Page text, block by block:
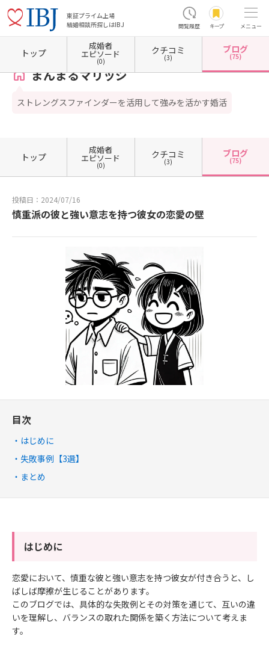
東証プライム上場
結婚相談所探しはIBJ
閲覧履歴 キープ メニュー
ホーム 愛媛県の結婚相談所 愛媛県新居浜市 まんまるマリッジ カウンセラーブログ
まんまるマリッジ
ストレングスファインダーを活用して強みを活かす婚活
トップ
成婚者
エピソード
(0)
クチコミ
(3)
ブログ
(75)
トップ
成婚者
エピソード
(0)
クチコミ
(3)
ブログ
(75)
投稿日：2024/07/16
慎重派の彼と強い意志を持つ彼女の恋愛の壁
目次
はじめに
失敗事例【3選】
まとめ
はじめに
恋愛において、慎重な彼と強い意志を持つ彼女が付き合うと、し
ばしば摩擦が生じることがあります。
このブログでは、具体的な失敗例とその対策を通じて、互いの違
いを理解し、バランスの取れた関係を築く方法について考えま
す。